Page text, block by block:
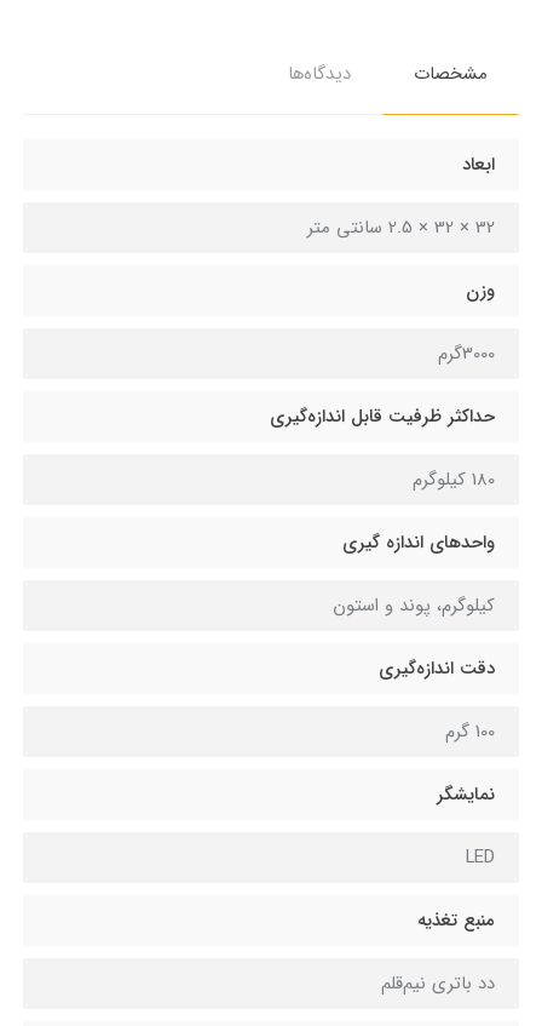
مشخصات دیدگاه‌ها
ابعاد
32 ‍× 32 × 2.5 سانتی متر
وزن
3000گرم
حداکثر ظرفیت قابل اندازه‌گیری
180 کیلوگرم
واحدهای اندازه گیری
کیلوگرم، پوند و استون
دقت اندازه‌گیری
100 گرم
نمایشگر
LED
منبع تغذیه
دد باتری نیم‌قلم